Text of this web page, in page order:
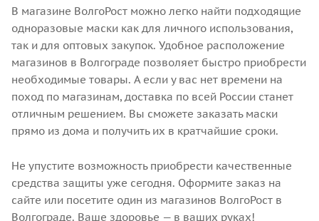
В магазине ВолгоРост можно легко найти подходящие
одноразовые маски как для личного использования,
так и для оптовых закупок. Удобное расположение
магазинов в Волгограде позволяет быстро приобрести
необходимые товары. А если у вас нет времени на
поход по магазинам, доставка по всей России станет
отличным решением. Вы сможете заказать маски
прямо из дома и получить их в кратчайшие сроки.
Не упустите возможность приобрести качественные
средства защиты уже сегодня. Оформите заказ на
сайте или посетите один из магазинов ВолгоРост в
Волгограде. Ваше здоровье — в ваших руках!